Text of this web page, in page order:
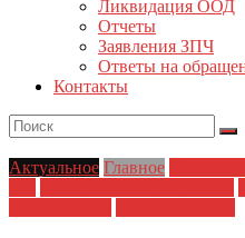
Ликвидация ООД
Отчеты
Заявления ЗПЧ
Ответы на
Контакты
Актуальное Главное